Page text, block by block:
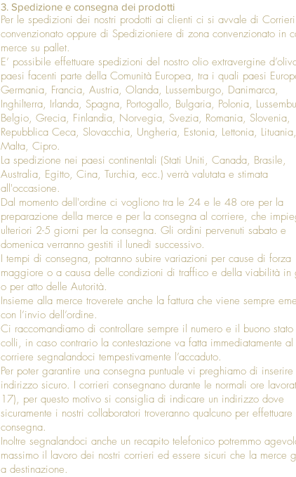
3. Spedizione e consegna dei prodotti
Per le spedizioni dei nostri prodotti ai clienti ci si avvale di Corrieri
convenzionato oppure di Spedizioniere di zona convenzionato in
merce su pallet.
E’ possibile effettuare spedizioni del nostro olio extravergine
paesi facenti parte della Comunità Europea, tra i quali paesi
Germania, Francia, Austria, Olanda, Lussemburgo, Danimarca,
Inghilterra, Irlanda, Spagna, Portogallo, Bulgaria, Polonia,
Belgio, Grecia, Finlandia, Norvegia, Svezia, Romania, Slovenia,
Repubblica Ceca, Slovacchia, Ungheria, Estonia, Lettonia, Lituania,
Malta, Cipro.
La spedizione nei paesi continentali (Stati Uniti, Canada, Brasile,
Australia, Egitto, Cina, Turchia, ecc.) verrà valutata e stimata
all'occasione.
Dal momento dell'ordine ci vogliono tra le 24 e le 48 ore per la
preparazione della merce e per la consegna al corriere, che
ulteriori 2-5 giorni per la consegna. Gli ordini pervenuti sabato e
domenica verranno gestiti il lunedì successivo.
I tempi di consegna, potranno subire variazioni per cause di forza
maggiore o a causa delle condizioni di traffico e della viabilità in
o per atto delle Autorità.
Insieme alla merce troverete anche la fattura che viene sempre
con l’invio dell’ordine.
Ci raccomandiamo di controllare sempre il numero e il buono
colli, in caso contrario la contestazione va fatta immediatamente al
corriere segnalandoci tempestivamente l’accaduto.
Per poter garantire una consegna puntuale vi preghiamo di inserire
indirizzo sicuro. I corrieri consegnano durante le normali ore
17), per questo motivo si consiglia di indicare un indirizzo dove
sicuramente i nostri collaboratori troveranno qualcuno per effettuare
consegna.
Inoltre segnalandoci anche un recapito telefonico potremmo
massimo il lavoro dei nostri corrieri ed essere sicuri che la merce
a destinazione.